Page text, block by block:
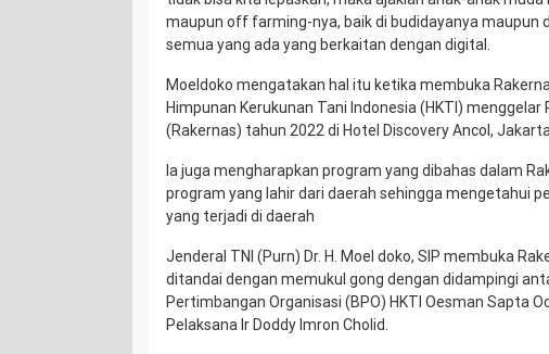
maupun off farming-nya, baik di budidayanya maupun
semua yang ada yang berkaitan dengan digital.
Moeldoko mengatakan hal itu ketika membuka
Himpunan Kerukunan Tani Indonesia (HKTI) menggelar
(Rakernas) tahun 2022 di Hotel Discovery Ancol,
Ia juga mengharapkan program yang dibahas dalam
program yang lahir dari daerah sehingga mengetahui
yang terjadi di daerah
Jenderal TNI (Purn) Dr. H. Moel doko, SIP membuka
ditandai dengan memukul gong dengan didampingi
Pertimbangan Organisasi (BPO) HKTI Oesman Sapta
Pelaksana Ir Doddy Imron Cholid.